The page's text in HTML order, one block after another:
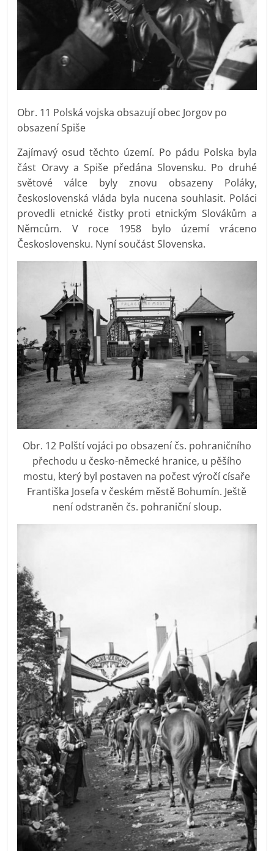
Obr. 11 Polská vojska obsazují obec Jorgov po
obsazení Spiše
Zajímavý osud těchto území. Po pádu Polska byla
část Oravy a Spiše předána Slovensku. Po druhé
světové válce byly znovu obsazeny Poláky,
československá vláda byla nucena souhlasit. Poláci
provedli etnické čistky proti etnickým Slovákům a
Němcům. V roce 1958 bylo území vráceno
Československu. Nyní součást Slovenska.
Obr. 12 Polští vojáci po obsazení čs. pohraničního
přechodu u česko-německé hranice, u pěšího
mostu, který byl postaven na počest výročí císaře
Františka Josefa v českém městě Bohumín. Ještě
není odstraněn čs. pohraniční sloup.